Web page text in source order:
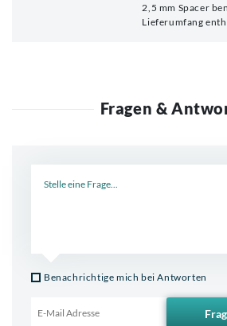
2,5 mm Spacer
Lieferumfang
Fragen &
Benachrichtige mich bei Antworten